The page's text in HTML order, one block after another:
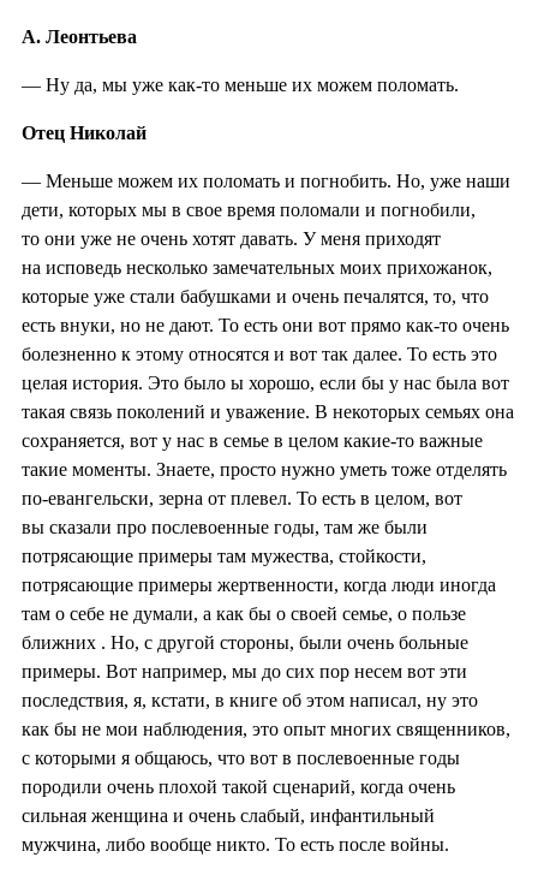
А. Леонтьева
— Ну да, мы уже как-то меньше их можем поломать.
Отец Николай
— Меньше можем их поломать и погнобить. Но, уже наши
дети, которых мы в свое время поломали и погнобили,
то они уже не очень хотят давать. У меня приходят
на исповедь несколько замечательных моих прихожанок,
которые уже стали бабушками и очень печалятся, то, что
есть внуки, но не дают. То есть они вот прямо как-то очень
болезненно к этому относятся и вот так далее. То есть это
целая история. Это было ы хорошо, если бы у нас была вот
такая связь поколений и уважение. В некоторых семьях она
сохраняется, вот у нас в семье в целом какие-то важные
такие моменты. Знаете, просто нужно уметь тоже отделять
по-евангельски, зерна от плевел. То есть в целом, вот
вы сказали про послевоенные годы, там же были
потрясающие примеры там мужества, стойкости,
потрясающие примеры жертвенности, когда люди иногда
там о себе не думали, а как бы о своей семье, о пользе
ближних . Но, с другой стороны, были очень больные
примеры. Вот например, мы до сих пор несем вот эти
последствия, я, кстати, в книге об этом написал, ну это
как бы не мои наблюдения, это опыт многих священников,
с которыми я общаюсь, что вот в послевоенные годы
породили очень плохой такой сценарий, когда очень
сильная женщина и очень слабый, инфантильный
мужчина, либо вообще никто. То есть после войны.